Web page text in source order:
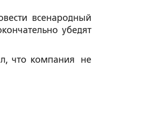
всенародный
убедят
что компания не